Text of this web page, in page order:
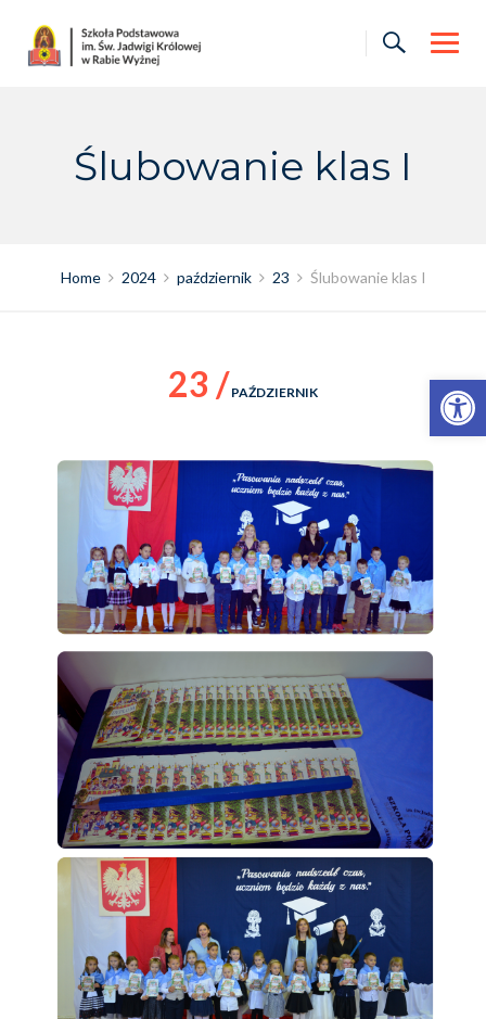
Otwórz pasek narzędzi
content
Ślubowanie klas I
Home 2024 październik 23 Ślubowanie klas I
23 / PAŹDZIERNIK